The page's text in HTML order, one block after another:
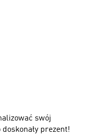
swój
prezent!